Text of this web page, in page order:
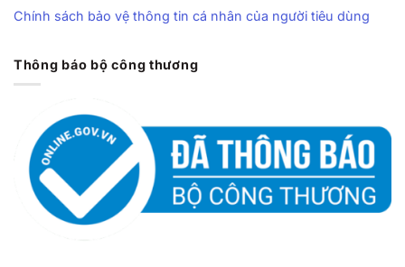
Chính sách bảo vệ thông tin cá nhân của người tiêu dùng
Thông báo bộ công thương